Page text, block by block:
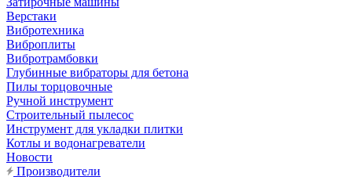
Верстаки
Вибротехника
Виброплиты
Вибротрамбовки
Глубинные вибраторы для бетона
Пилы торцовочные
Ручной инструмент
Строительный пылесос
Инструмент для укладки плитки
Котлы и водонагреватели
Новости
Производители